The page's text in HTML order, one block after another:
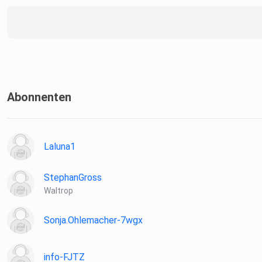
Abonnenten
Laluna1
StephanGross
Waltrop
Sonja.Ohlemacher-7wgx
info-FJTZ